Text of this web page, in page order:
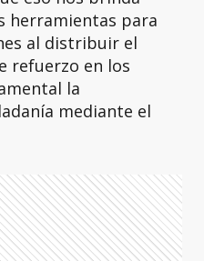
herramientas para
al distribuir el
refuerzo en los
la
mediante el